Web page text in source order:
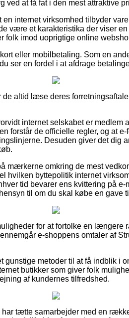
ved at få fat i den mest attraktive
internet virksomhed tilbyder
være et karakteristika der viser
folk imod uoprigtige online
eller mobilbetaling. Som en
ser en fordel i at afdrage
de altid læse deres
internet selskabet er medlem
forstår de officielle regler, og at
Desuden giver det dig
mærkerne omkring de mest
hvilken byttepolitik internet
tid bevarer ens kvittering på e-
til om du skal købe en gave
for at fortolke en
e-shoppens omtaler af
gunstige metoder til at få indblik i
butikker som giver folk
af kundernes tilfredshed.
tætte samarbejder med en